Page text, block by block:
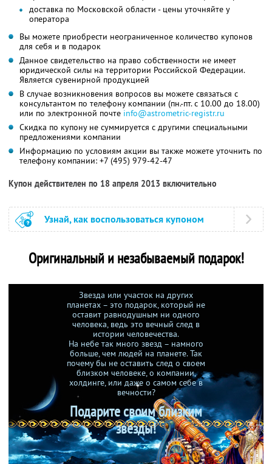
доставка по Московской области - цены уточняйте у
оператора
Вы можете приобрести неограниченное количество купонов
для себя и в подарок
Данное свидетельство на право собственности не имеет
юридической силы на территории Российской Федерации.
Является сувенирной продукцией
В случае возникновения вопросов вы можете связаться с
консультантом по телефону компании (пн.-пт. с 10.00 до 18.00)
или по электронной почте info@astrometric-registr.ru
Скидка по купону не суммируется с другими специальными
предложениями компании
Информацию по условиям акции вы также можете уточнить по
телефону компании: +7 (495) 979-42-47
Купон действителен по 18 апреля 2013 включительно
Узнай, как воспользоваться купоном
Оригинальный и незабываемый подарок!
Звезда или участок на других
планетах – это подарок, который не
оставит равнодушным ни одного
человека, ведь это вечный след в
истории человечества.
На небе так много звезд – намного
больше, чем людей на планете. Так
почему бы не оставить след о своем
близком человеке, о компании,
холдинге, или даже о самом себе в
вечности?
Подарите своим близким
звезды!